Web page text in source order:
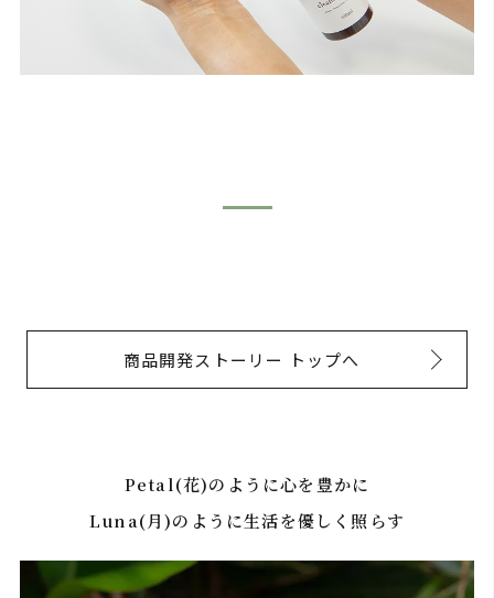
商品開発ストーリー トップへ
Petal(花)のように心を豊かに
Luna(月)のように生活を優しく照らす